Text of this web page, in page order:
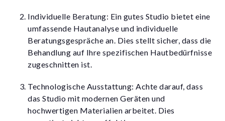
Individuelle Beratung: Ein gutes Studio bietet eine
umfassende Hautanalyse und individuelle
Beratungsgespräche an. Dies stellt sicher, dass die
Behandlung auf Ihre spezifischen Hautbedürfnisse
zugeschnitten ist.
Technologische Ausstattung: Achte darauf, dass
das Studio mit modernen Geräten und
hochwertigen Materialien arbeitet. Dies